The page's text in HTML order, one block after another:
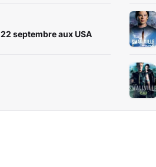
septembre aux USA